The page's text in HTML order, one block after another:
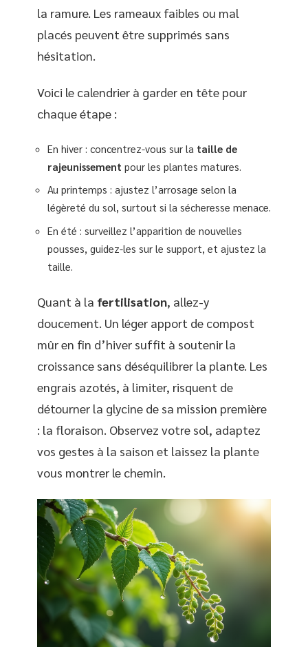
la ramure. Les rameaux faibles ou mal
placés peuvent être supprimés sans
hésitation.
Voici le calendrier à garder en tête pour
chaque étape :
En hiver : concentrez-vous sur la taille de
rajeunissement pour les plantes matures.
Au printemps : ajustez l’arrosage selon la
légèreté du sol, surtout si la sécheresse menace.
En été : surveillez l’apparition de nouvelles
pousses, guidez-les sur le support, et ajustez la
taille.
Quant à la fertilisation, allez-y
doucement. Un léger apport de compost
mûr en fin d’hiver suffit à soutenir la
croissance sans déséquilibrer la plante. Les
engrais azotés, à limiter, risquent de
détourner la glycine de sa mission première
: la floraison. Observez votre sol, adaptez
vos gestes à la saison et laissez la plante
vous montrer le chemin.